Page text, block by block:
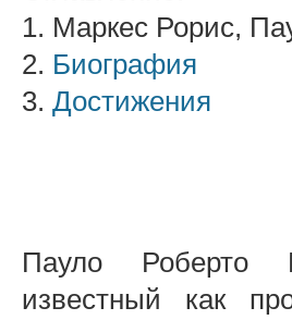
1. Маркес Рорис,
2. Биография
3. Достижения
Пауло Роберто
известный как